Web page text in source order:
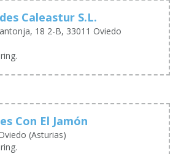
Caleastur S.L.
18 2-B, 33011 Oviedo
Con El Jamón
(Asturias)